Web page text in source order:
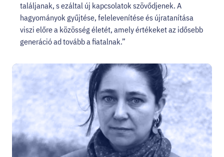
találjanak, s ezáltal új kapcsolatok szövődjenek. A
hagyományok gyűjtése, felelevenítése és újratanítása
viszi előre a közösség életét, amely értékeket az idősebb
generáció ad tovább a fiatalnak.”